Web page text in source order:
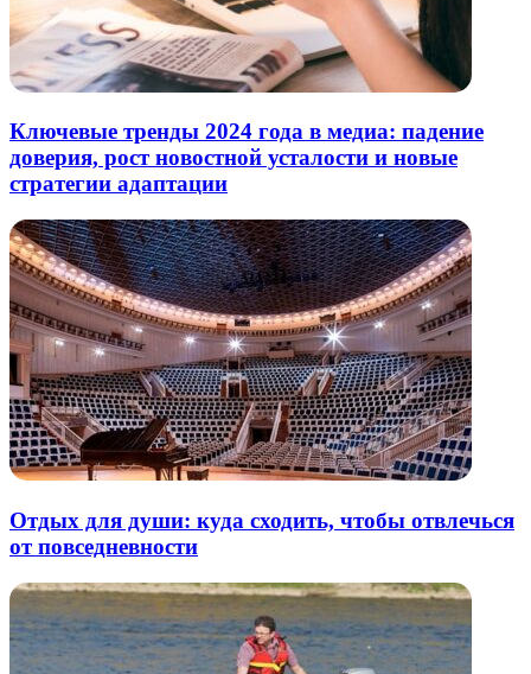
Ключевые тренды 2024 года в медиа: падение
доверия, рост новостной усталости и новые
стратегии адаптации
Отдых для души: куда сходить, чтобы отвлечься
от повседневности